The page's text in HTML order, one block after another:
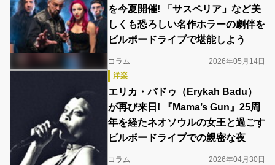
を今夏開催! 「サスペリア」など美
しくも恐ろしい名作ホラーの劇伴を
ビルボードライブで堪能しよう
コラム
2026年05月14日
洋楽
エリカ・バドゥ（Erykah Badu）
が再び来日! 『Mama’s Gun』25周
年を経たネオソウルの女王と過ごす
ビルボードライブでの親密な夜
コラム
2026年04月30日